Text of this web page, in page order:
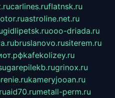
carlines.ruflatnsk.ru
astroline.net.ru
gidlipetsk.ruooo-driada.ru
bruslanovo.rusiterem.ru
kafekolizey.ru
grinox.ru
kameryjooan.ru
aid70.rumetall-perm.ru